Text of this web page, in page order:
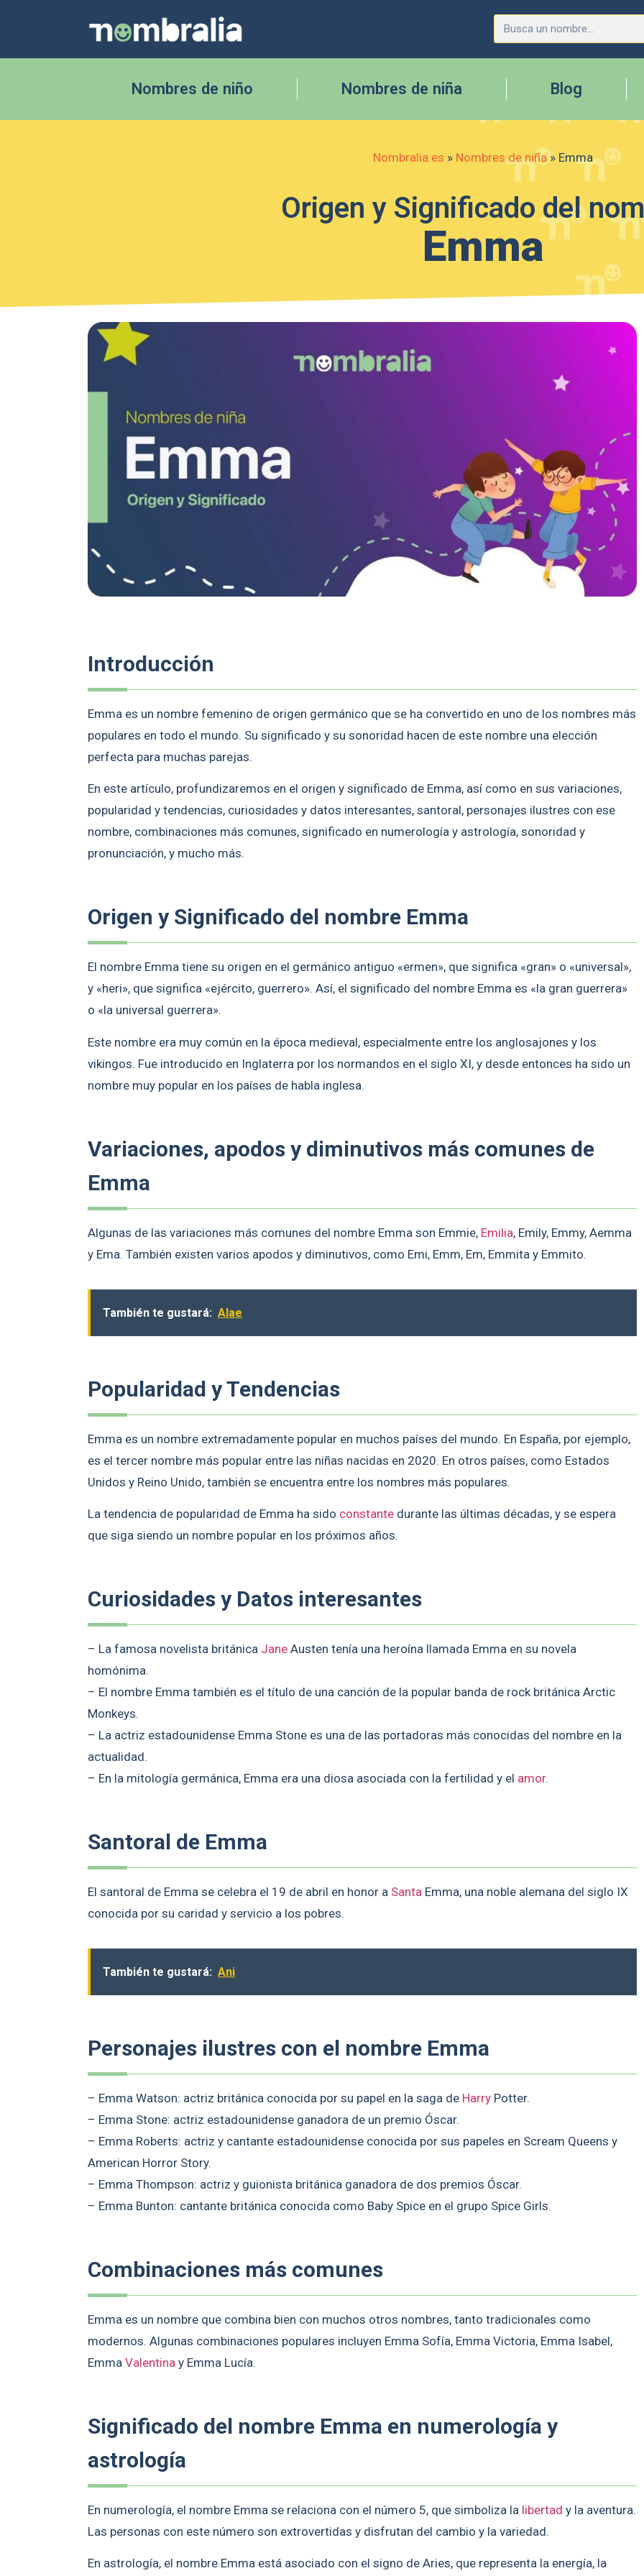
Nombres de niño Nombres de niña Blog
Nombralia.es » Nombres de niña» Emma
Origen y Significado del
Emma
Introducción
Emma es un nombre femenino de origen germánico que se ha convertido en uno de los nombres más
populares en todo el mundo. Su significado y su sonoridad hacen de este nombre una elección
perfecta para muchas parejas.
En este artículo, profundizaremos en el origen y significado de Emma, así como en sus variaciones,
popularidad y tendencias, curiosidades y datos interesantes, santoral, personajes ilustres con ese
nombre, combinaciones más comunes, significado en numerología y astrología, sonoridad y
pronunciación, y mucho más.
Origen y Significado del nombre Emma
El nombre Emma tiene su origen en el germánico antiguo «ermen», que significa «gran» o «universal»,
y «heri», que significa «ejército, guerrero». Así, el significado del nombre Emma es «la gran guerrera»
o «la universal guerrera».
Este nombre era muy común en la época medieval, especialmente entre los anglosajones y los
vikingos. Fue introducido en Inglaterra por los normandos en el siglo XI, y desde entonces ha sido un
nombre muy popular en los países de habla inglesa.
Variaciones, apodos y diminutivos más comunes de
Emma
Algunas de las variaciones más comunes del nombre Emma son Emmie, Emilia, Emily, Emmy, Aemma
y Ema. También existen varios apodos y diminutivos, como Emi, Emm, Em, Emmita y Emmito.
También te gustará: Alae
Popularidad y Tendencias
Emma es un nombre extremadamente popular en muchos países del mundo. En España, por ejemplo,
es el tercer nombre más popular entre las niñas nacidas en 2020. En otros países, como Estados
Unidos y Reino Unido, también se encuentra entre los nombres más populares.
La tendencia de popularidad de Emma ha sido constante durante las últimas décadas, y se espera
que siga siendo un nombre popular en los próximos años.
Curiosidades y Datos interesantes
– La famosa novelista británica Jane Austen tenía una heroína llamada Emma en su novela
homónima.
– El nombre Emma también es el título de una canción de la popular banda de rock británica Arctic
Monkeys.
– La actriz estadounidense Emma Stone es una de las portadoras más conocidas del nombre en la
actualidad.
– En la mitología germánica, Emma era una diosa asociada con la fertilidad y el amor.
Santoral de Emma
El santoral de Emma se celebra el 19 de abril en honor a Santa Emma, una noble alemana del siglo IX
conocida por su caridad y servicio a los pobres.
También te gustará: Ani
Personajes ilustres con el nombre Emma
– Emma Watson: actriz británica conocida por su papel en la saga de Harry Potter.
– Emma Stone: actriz estadounidense ganadora de un premio Óscar.
– Emma Roberts: actriz y cantante estadounidense conocida por sus papeles en Scream Queens y
American Horror Story.
– Emma Thompson: actriz y guionista británica ganadora de dos premios Óscar.
– Emma Bunton: cantante británica conocida como Baby Spice en el grupo Spice Girls.
Combinaciones más comunes
Emma es un nombre que combina bien con muchos otros nombres, tanto tradicionales como
modernos. Algunas combinaciones populares incluyen Emma Sofía, Emma Victoria, Emma Isabel,
Emma Valentina y Emma Lucía.
Significado del nombre Emma en numerología y
astrología
En numerología, el nombre Emma se relaciona con el número 5, que simboliza la libertad y la aventura.
Las personas con este número son extrovertidas y disfrutan del cambio y la variedad.
En astrología, el nombre Emma está asociado con el signo de Aries, que representa la energía, la